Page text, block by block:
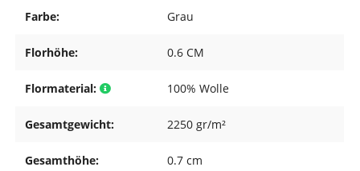
Farbe: Grau
Florhöhe: 0.6 CM
Flormaterial: 100% Wolle
Gesamtgewicht: 2250 gr/m²
Gesamthöhe: 0.7 cm